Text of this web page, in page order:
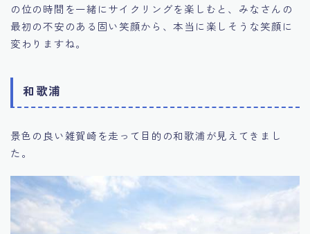
の位の時間を一緒にサイクリングを楽しむと、みなさんの
最初の不安のある固い笑顔から、本当に楽しそうな笑顔に
変わりますね。
和歌浦
景色の良い雑賀崎を走って目的の和歌浦が見えてきまし
た。